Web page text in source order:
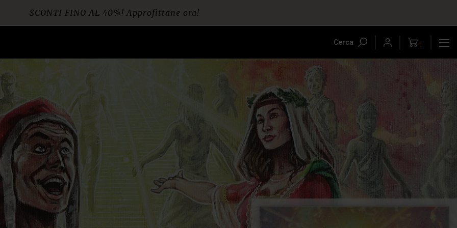
SCONTI FINO AL 40%! Approfittane ora!
Cerca 0